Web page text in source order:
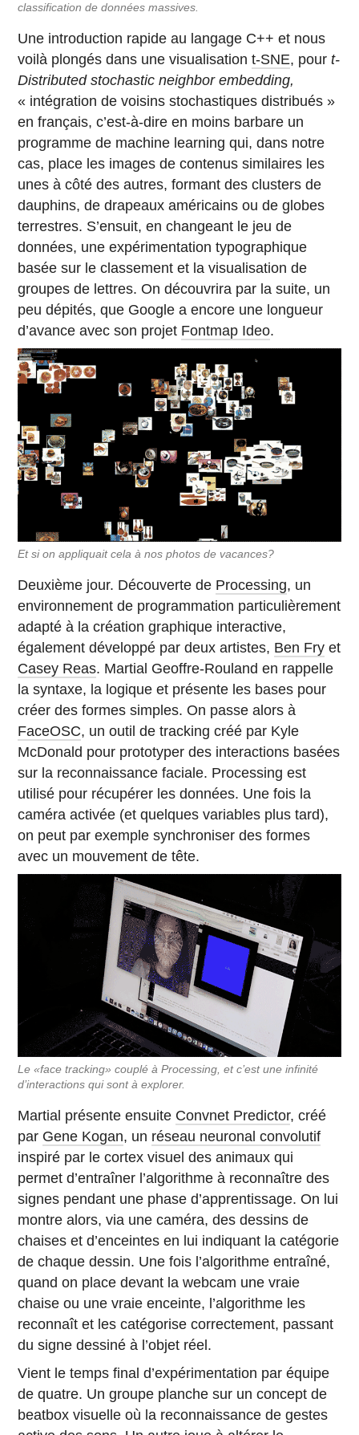
classification de données massives.
Une introduction rapide au langage C++ et nous
voilà plongés dans une visualisationt-SNE, pourt-
Distributed stochastic neighbor embedding,
« intégration de voisins stochastiques distribués »
en français, c’est-à-dire en moins barbare un
programme de machine learning qui, dans notre
cas, place les images de contenus similaires les
unes à côté des autres, formant des clusters de
dauphins, de drapeaux américains ou de globes
terrestres. S’ensuit, en changeant le jeu de
données, une expérimentation typographique
basée sur le classement et la visualisation de
groupes de lettres. On découvrira par la suite, un
peu dépités, que Google a encore une longueur
d’avance avec son projet Fontmap Ideo.
Et si on appliquait cela à nos photos de vacances?
Deuxième jour. Découverte de Processing, un
environnement de programmation particulièrement
adapté à la création graphique interactive,
également développé par deux artistes, Ben Fry et
Casey Reas. Martial Geoffre-Rouland en rappelle
la syntaxe, la logique et présente les bases pour
créer des formes simples. On passe alors à
FaceOSC, un outil de tracking créé par Kyle
McDonald pour prototyper des interactions basées
sur la reconnaissance faciale. Processing est
utilisé pour récupérer les données. Une fois la
caméra activée (et quelques variables plus tard),
on peut par exemple synchroniser des formes
avec un mouvement de tête.
Le «face tracking» couplé à Processing, et c’est une infinité
d’interactions qui sont à explorer.
Martial présente ensuite Convnet Predictor, créé
par Gene Kogan, un réseau neuronal convolutif
inspiré par le cortex visuel des animaux qui
permet d’entraîner l’algorithme à reconnaître des
signes pendant une phase d’apprentissage. On lui
montre alors, via une caméra, des dessins de
chaises et d’enceintes en lui indiquant la catégorie
de chaque dessin. Une fois l’algorithme entraîné,
quand on place devant la webcam une vraie
chaise ou une vraie enceinte, l’algorithme les
reconnaît et les catégorise correctement, passant
du signe dessiné à l’objet réel.
Vient le temps final d’expérimentation par équipe
de quatre. Un groupe planche sur un concept de
beatbox visuelle où la reconnaissance de gestes